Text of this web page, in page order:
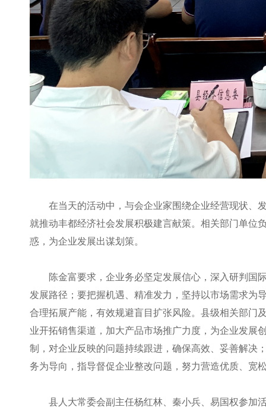
在当天的活动中，与会企业家围绕企业经营现状、
就推动丰都经济社会发展积极建言献策。相关部门单位
惑，为企业发展出谋划策。
陈金富要求，企业务必坚定发展信心，深入研判国
发展路径；要把握机遇、精准发力，坚持以市场需求为
合理拓展产能，有效规避盲目扩张风险。县级相关部门
业开拓销售渠道，加大产品市场推广力度，为企业发展
制，对企业反映的问题持续跟进，确保高效、妥善解决
务为导向，指导督促企业整改问题，努力营造优质、宽
县人大常委会副主任杨红林、秦小兵、易国权参加